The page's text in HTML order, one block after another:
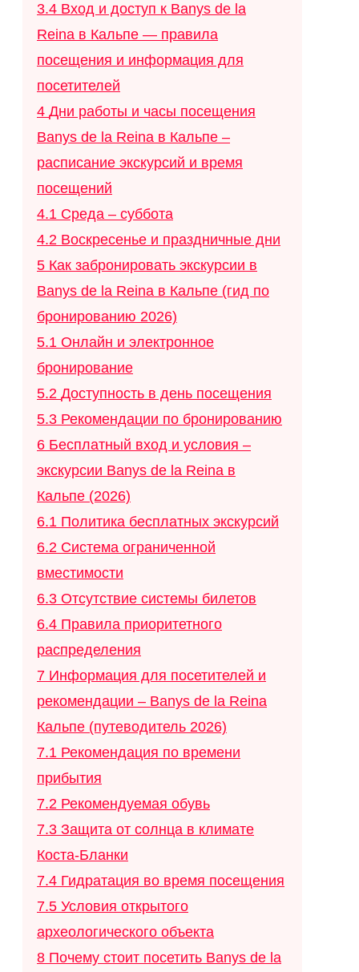
3.4 Вход и доступ к Banys de la
Reina в Кальпе — правила
посещения и информация для
посетителей
4 Дни работы и часы посещения
Banys de la Reina в Кальпе –
расписание экскурсий и время
посещений
4.1 Среда – суббота
4.2 Воскресенье и праздничные дни
5 Как забронировать экскурсии в
Banys de la Reina в Кальпе (гид по
бронированию 2026)
5.1 Онлайн и электронное
бронирование
5.2 Доступность в день посещения
5.3 Рекомендации по бронированию
6 Бесплатный вход и условия –
экскурсии Banys de la Reina в
Кальпе (2026)
6.1 Политика бесплатных экскурсий
6.2 Система ограниченной
вместимости
6.3 Отсутствие системы билетов
6.4 Правила приоритетного
распределения
7 Информация для посетителей и
рекомендации – Banys de la Reina
Кальпе (путеводитель 2026)
7.1 Рекомендация по времени
прибытия
7.2 Рекомендуемая обувь
7.3 Защита от солнца в климате
Коста-Бланки
7.4 Гидратация во время посещения
7.5 Условия открытого
археологического объекта
8 Почему стоит посетить Banys de la